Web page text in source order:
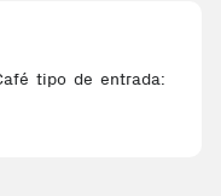
tipo de entrada: